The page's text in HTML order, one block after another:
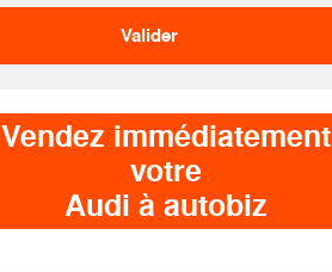
Vendez immédiatement
votre
Audi à autobiz